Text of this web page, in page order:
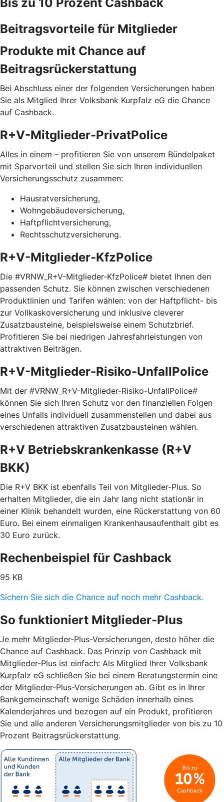
Beitragsvorteile für Mitglieder
Produkte mit Chance auf
Beitragsrückerstattung
Bei Abschluss einer der folgenden Versicherungen haben
Sie als Mitglied Ihrer Volksbank Kurpfalz eG die Chance
auf Cashback.
R+V-Mitglieder-PrivatPolice
Alles in einem – profitieren Sie von unserem Bündelpaket
mit Sparvorteil und stellen Sie sich Ihren individuellen
Versicherungsschutz zusammen:
Hausratversicherung,
Wohngebäudeversicherung,
Haftpflichtversicherung,
Rechtsschutzversicherung.
R+V-Mitglieder-KfzPolice
Die #VRNW_R+V-Mitglieder-KfzPolice# bietet Ihnen den
passenden Schutz. Sie können zwischen verschiedenen
Produktlinien und Tarifen wählen: von der Haftpflicht- bis
zur Vollkaskoversicherung und inklusive cleverer
Zusatzbausteine, beispielsweise einem Schutzbrief.
Profitieren Sie bei niedrigen Jahresfahrleistungen von
attraktiven Beiträgen.
R+V-Mitglieder-Risiko-UnfallPolice
Mit der #VRNW_R+V-Mitglieder-Risiko-UnfallPolice#
können Sie sich Ihren Schutz vor den finanziellen Folgen
eines Unfalls individuell zusammenstellen und dabei aus
verschiedenen attraktiven Zusatzbausteinen wählen.
R+V Betriebskrankenkasse (R+V
BKK)
Die R+V BKK ist ebenfalls Teil von Mitglieder-Plus. So
erhalten Mitglieder, die ein Jahr lang nicht stationär in
einer Klinik behandelt wurden, eine Rückerstattung von 60
Euro. Bei einem einmaligen Krankenhausaufenthalt gibt es
30 Euro zurück.
Rechenbeispiel für Cashback
95 KB
Sichern Sie sich die Chance auf noch mehr Cashback.
So funktioniert Mitglieder-Plus
Je mehr Mitglieder-Plus-Versicherungen, desto höher die
Chance auf Cashback. Das Prinzip von Cashback mit
Mitglieder-Plus ist einfach: Als Mitglied Ihrer Volksbank
Kurpfalz eG schließen Sie bei einem Beratungstermin eine
der Mitglieder-Plus-Versicherungen ab. Gibt es in Ihrer
Bankgemeinschaft wenige Schäden innerhalb eines
Kalenderjahres und bezogen auf ein Produkt, profitieren
Sie und alle anderen Versicherungsmitglieder von bis zu 10
Prozent Beitragsrückerstattung.